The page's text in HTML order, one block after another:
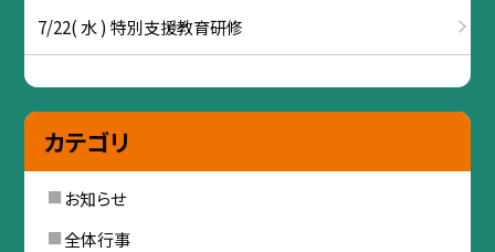
7/22( 水 ) 特別支援教育研修
カテゴリ
お知らせ
全体行事